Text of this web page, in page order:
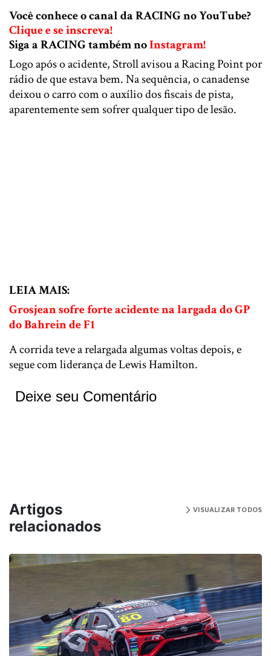
Você conhece o canal da RACING no YouTube?
Clique e se inscreva!
Siga a RACING também noInstagram!
Logo após o acidente, Stroll avisou a Racing Point por
rádio de que estava bem. Na sequência, o canadense
deixou o carro com o auxílio dos fiscais de pista,
aparentemente sem sofrer qualquer tipo de lesão.
LEIA MAIS:
Grosjean sofre forte acidente na largada do GP
do Bahrein de F1
A corrida teve a relargada algumas voltas depois, e
segue com liderança de Lewis Hamilton.
Deixe seu Comentário
Artigos
relacionados
VISUALIZAR TODOS